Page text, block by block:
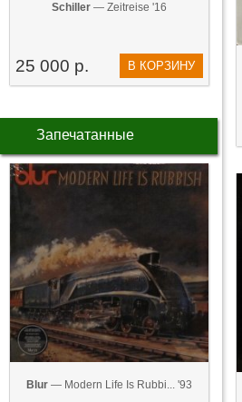
Schiller — Zeitreise '16
25 000 р. В КОРЗИНУ
Запечатанные
Blur — Modern Life Is Rubbi... '93